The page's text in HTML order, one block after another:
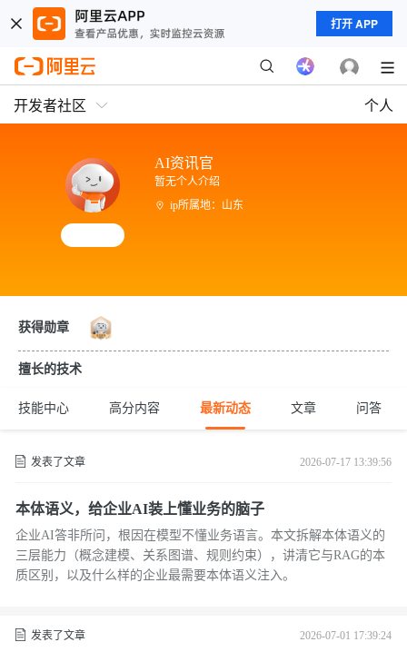
打开 APP
开发者社区 个人
AI资讯官
暂无个人介绍
ip所属地：山东
获得勋章
擅长的技术
技能中心 高分内容 最新动态 文章 问答
发表了文章 2026-07-17 13:39:56
本体语义，给企业AI装上懂业务的脑子
企业AI答非所问，根因在模型不懂业务语言。本文拆解本体语义的
三层能力（概念建模、关系图谱、规则约束），讲清它与RAG的本
质区别，以及什么样的企业最需要本体语义注入。
发表了文章 2026-07-01 17:39:24